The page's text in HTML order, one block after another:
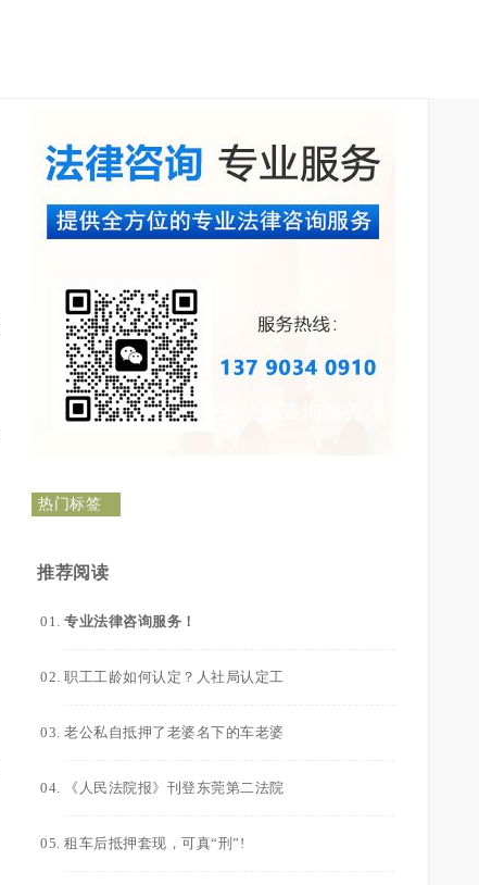
热门标签
推荐阅读
专业法律咨询服务！
职工工龄如何认定？人社局认定工
老公私自抵押了老婆名下的车老婆
《人民法院报》刊登东莞第二法院
租车后抵押套现，可真“刑”!